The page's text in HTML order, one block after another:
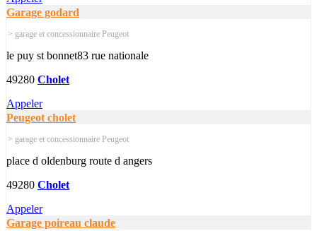
Garage godard
> garage et concessionnaire Peugeot
le puy st bonnet83 rue nationale
49280 Cholet
Appeler
Peugeot cholet
> garage et concessionnaire Peugeot
place d oldenburg route d angers
49280 Cholet
Appeler
Garage poireau claude